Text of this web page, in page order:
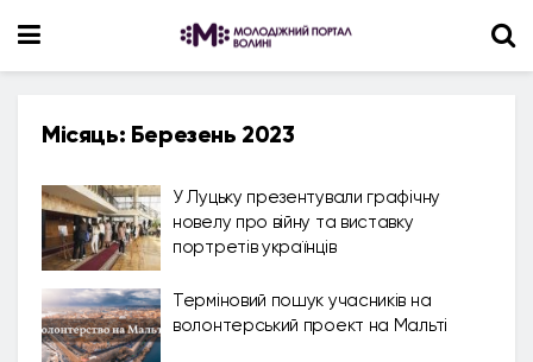
Місяць: Березень 2023
У Луцьку презентували графічну
новелу про війну та виставку
портретів українців
Терміновий пошук учасників на
волонтерський проект на Мальті